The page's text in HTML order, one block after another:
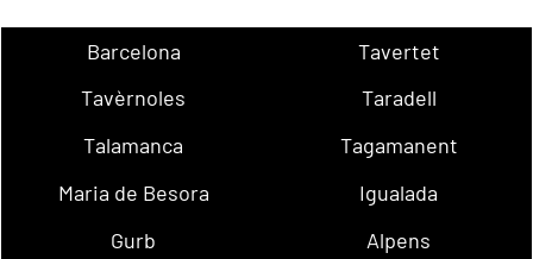
Barcelona
Tavertet
Tavèrnoles
Taradell
Talamanca
Tagamanent
Maria de Besora
Igualada
Gurb
Alpens